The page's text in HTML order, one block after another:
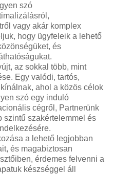
szó
vagy akár komplex
hogy ügyfeleik a lehető
és
az sokkal több, mint
Egy valódi, tartós,
ahol a közös célok
szó egy induló
cégről, Partnerünk
szintű szakértelemmel és
a lehető legjobban
és magabiztosan
érdemes felvenni a
készséggel áll